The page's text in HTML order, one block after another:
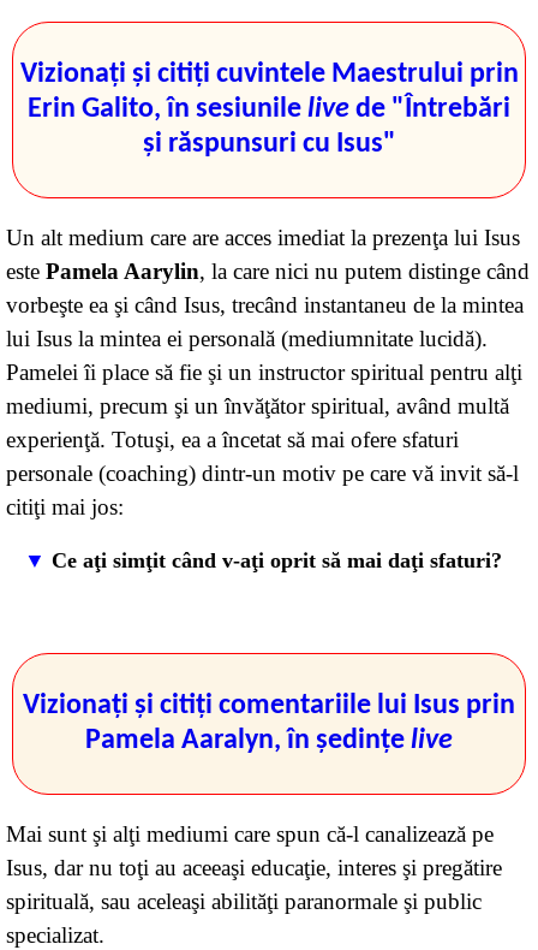
Vizionaţi şi citiţi cuvintele Maestrului prin
Erin Galito, în sesiunile live de "Întrebări
şi răspunsuri cu Isus"
Un alt medium care are acces imediat la prezenţa lui Isus
este Pamela Aarylin, la care nici nu putem distinge când
vorbeşte ea şi când Isus, trecând instantaneu de la mintea
lui Isus la mintea ei personală (mediumnitate lucidă).
Pamelei îi place să fie şi un instructor spiritual pentru alţi
mediumi, precum şi un învăţător spiritual, având multă
experienţă. Totuşi, ea a încetat să mai ofere sfaturi
personale (coaching) dintr-un motiv pe care vă invit să-l
citiţi mai jos:
Ce aţi simţit când v-aţi oprit să mai daţi sfaturi?
M-am simţit eliberată. Mereu am simţit apăsarea
care vine odată cu "cunoaşterea". Când cineva îmi
cerea cunoaştere, aveam mare grijă să i-o
împărtăşesc într-un mod protector, ca să nu sufere,
simţindu-mă responsabilă de acuzaţiile tăcute cu
care mă împroşca, din cauza inimii sale încă
zdrobite. Desigur, credeam că, dacă oamenii ar
afla şi înţelege adevărul gol-goluţ, s-ar simţi mai
Vizionaţi şi citiţi comentariile lui Isus prin
Pamela Aaralyn, în şedinţe live
Mai sunt şi alţi mediumi care spun că-l canalizează pe
Isus, dar nu toţi au aceeaşi educaţie, interes şi pregătire
spirituală, sau aceleaşi abilităţi paranormale şi public
specializat.